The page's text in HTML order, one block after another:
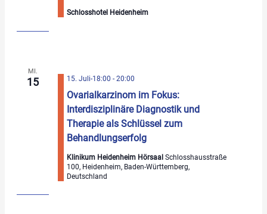
Schlosshotel Heidenheim
MI.
15
Ovarialkarzinom im Fokus:
Interdisziplinäre Diagnostik und
Therapie als Schlüssel zum
Behandlungserfolg
15. Juli-18:00 -20:00
Klinikum Heidenheim HörsaalSchlosshausstraße
100, Heidenheim, Baden-Württemberg,
Deutschland